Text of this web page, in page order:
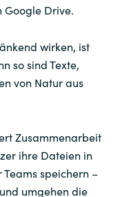
Drive.
wirken, ist
so sind Texte,
von Natur aus
Zusammenarbeit
ihre Dateien in
speichern –
umgehen die